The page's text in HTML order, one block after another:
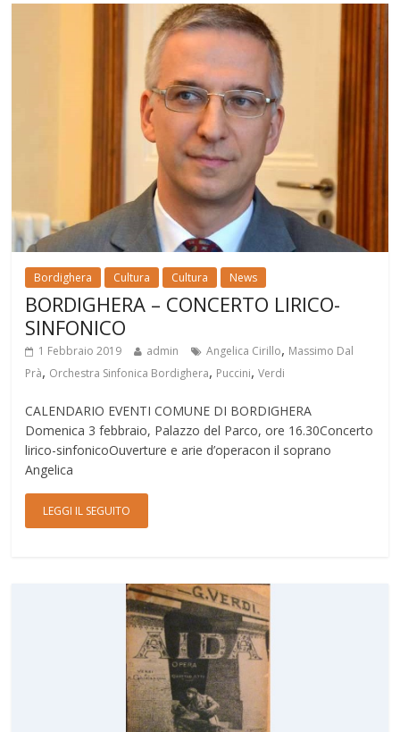
Bordighera Cultura Cultura News
BORDIGHERA – CONCERTO LIRICO-
SINFONICO
1 Febbraio 2019 admin Angelica Cirillo, Massimo Dal
Prà, Orchestra Sinfonica Bordighera, Puccini,Verdi
CALENDARIO EVENTI COMUNE DI BORDIGHERA
Domenica 3 febbraio, Palazzo del Parco, ore 16.30Concerto
lirico-sinfonicoOuverture e arie d’operacon il soprano
Angelica
LEGGI IL SEGUITO